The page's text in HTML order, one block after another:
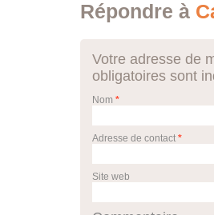
Répondre à
Votre adresse de
obligatoires sont
Nom *
Adresse de contact *
Site web